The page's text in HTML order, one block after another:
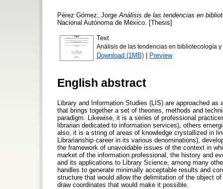
Pérez Gómez, Jorge Análisis de las tendencias en
Nacional Autónoma de México. [Thesis]
Text
Análisis de las tendencias en bibliotecología
Download (1MB) | Preview
English abstract
Library and Information Studies (LIS) are approached
that brings together a set of theories, methods and
paradigm. Likewise, it is a series of professional
librarian dedicated to information services), others
also, it is a string of areas of knowledge crystallized in
Librarianship career in its various denominations),
the framework of unavoidable issues of the context in
market of the information professional, the history and
and its applications to Library Science, among many
handles to generate minimally acceptable results and
structure that would allow the delimitation of the object
draw coordinates that would make it possible.